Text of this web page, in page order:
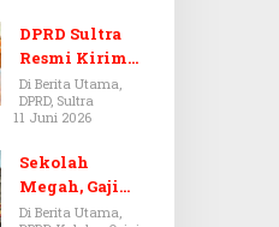
Pendidikan
DPRD Sultra
Resmi Kirim
Aspirasi Tolak
Peraturan
BPOM No. 5
Tahun 2026 ke
Komisi IX DPR
Di Berita Utama,
DPRD, Sultra
11 Juni 2026
Sekolah
Megah, Gaji
Guru Berdarah-
Di Berita Utama,